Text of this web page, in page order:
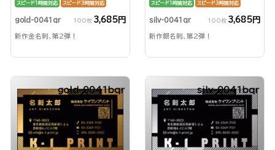
スピード1時間対応 スピード3時間対応
gold-0041qr 100枚 3,685円
新作金名刺、第2弾！
スピード1時間対応 スピード3時間対応
silv-0041qr 100枚 3,685円
新作銀名刺、第2弾！
gold-0041bqr silv-0041bqr